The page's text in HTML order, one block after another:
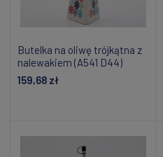
Butelka na oliwę trójkątna z
nalewakiem (A541 D44)
159,68 zł